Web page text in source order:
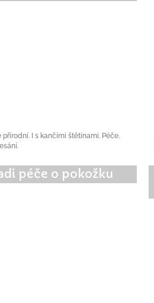
přírodní. I s kančími štětinami. Péče.
péče o pokožku